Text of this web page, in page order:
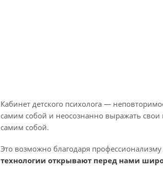
Кабинет детского психолога —
самим собой и неосознанно выражать
самим собой.
Это возможно благодаря
технологии открывают перед нами